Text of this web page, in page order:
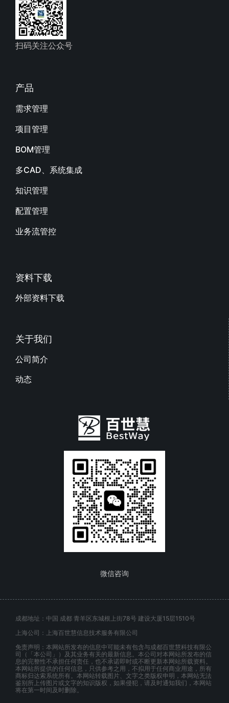
扫码关注公众号
产品
需求管理
项目管理
BOM管理
多CAD、系统集成
知识管理
配置管理
业务流管控
资料下载
外部资料下载
关于我们
公司简介
动态
微信咨询
成都地址：中国 成都 青羊区东城根上街78号 建设大厦15层1510号
上海公司：上海百世慧信息技术服务有限公司
免责声明：本网站所发布的信息中可能未有包含与成都百世慧科技有限公
司（「本公司」）及其业务有关的最新信息。本公司对本网站所发布的信
息的完整性不承担任何责任，也不承诺即时或不断更新本网站所载资料。
本网站所提供的任何信息，只供参考之用，不拟用于任何商业用途，所有
商标归达索系统所有。本网站转载图片、文字之类版权申明，本网站无法
鉴别所上传图片或文字的知识版权，如果侵犯，请及时通知我们，本网站
将在第一时间及时删除。